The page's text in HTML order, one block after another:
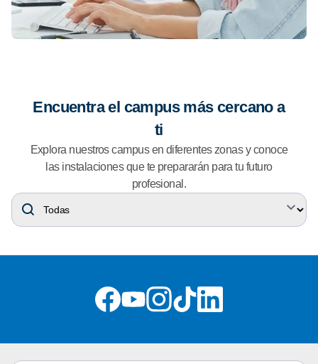
Encuentra el campus más cercano a
ti
Explora nuestros campus en diferentes zonas y conoce
las instalaciones que te prepararán para tu futuro
profesional.